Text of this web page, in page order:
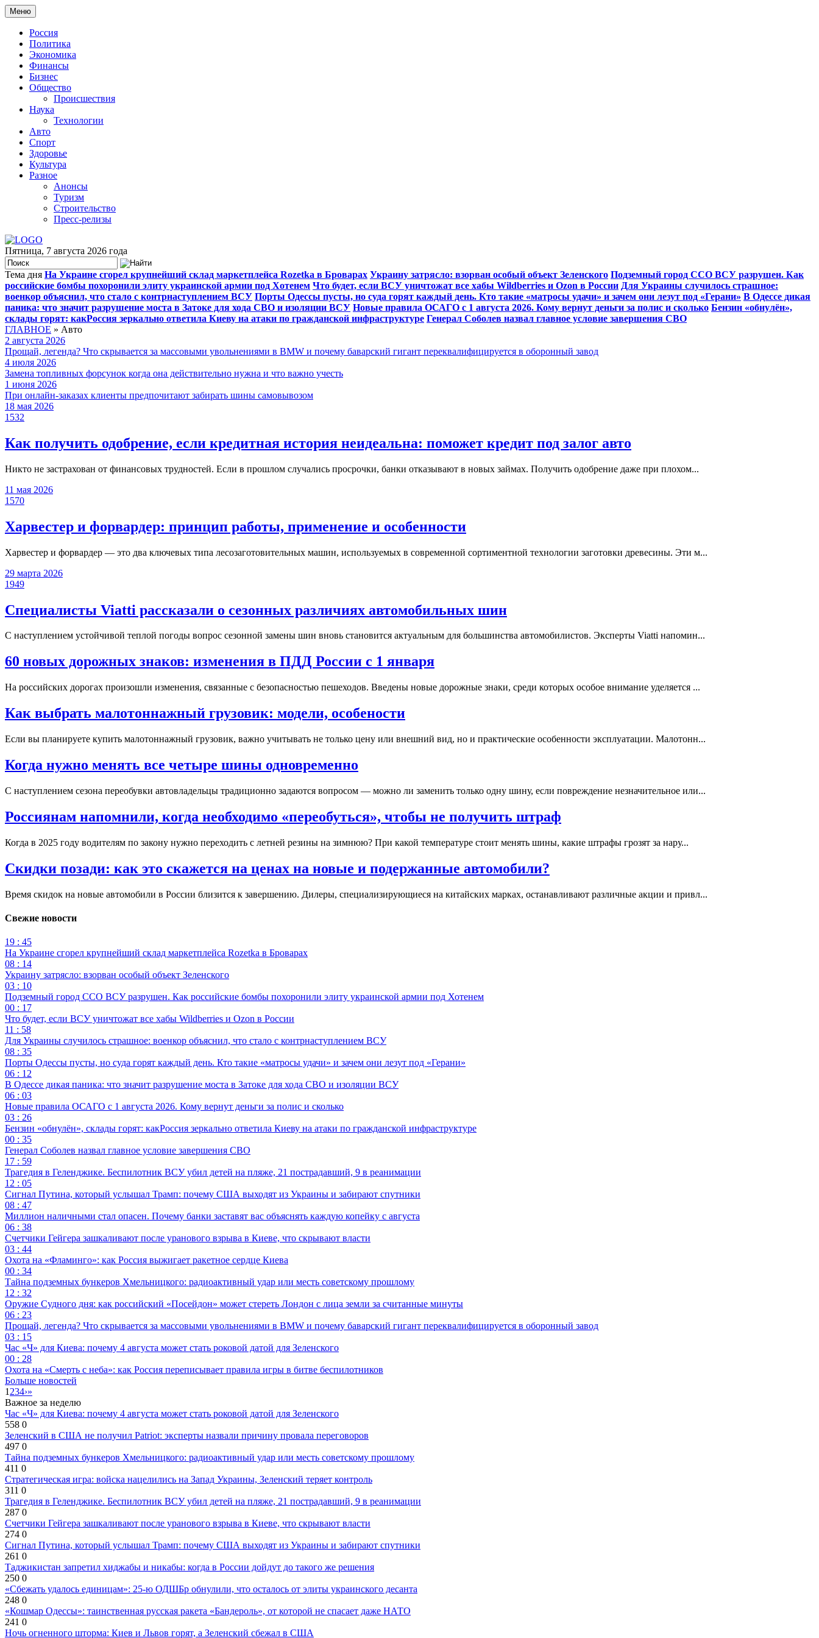
Меню
Россия
Политика
Экономика
Финансы
Бизнес
Общество
Происшествия
Наука
Технологии
Авто
Спорт
Здоровье
Культура
Разное
Анонсы
Туризм
Строительство
Пресс-релизы
Пятница, 7 августа 2026 года
Тема дня На Украине сгорел крупнейший склад маркетплейса Rozetka в Броварах Украину затрясло: взорван особый объект Зеленского Подземный город ССО ВСУ разрушен. Как
российские бомбы похоронили элиту украинской армии под Хотенем Что будет, если ВСУ уничтожат все хабы Wildberries и Ozon в России Для Украины случилось страшное:
военкор объяснил, что стало с контрнаступлением ВСУ Порты Одессы пусты, но суда горят каждый день. Кто такие «матросы удачи» и зачем они лезут под «Герани» В Одессе дикая
паника: что значит разрушение моста в Затоке для хода СВО и изоляции ВСУ Новые правила ОСАГО с 1 августа 2026. Кому вернут деньги за полис и сколько Бензин «обнулён»,
склады горят: какРоссия зеркально ответила Киеву на атаки по гражданской инфраструктуре Генерал Соболев назвал главное условие завершения СВО
ГЛАВНОЕ » Авто
2 августа 2026
Прощай, легенда? Что скрывается за массовыми увольнениями в BMW и почему баварский гигант переквалифицируется в оборонный завод
4 июля 2026
Замена топливных форсунок когда она действительно нужна и что важно учесть
1 июня 2026
При онлайн-заказах клиенты предпочитают забирать шины самовывозом
18 мая 2026
1532
Как получить одобрение, если кредитная история неидеальна: поможет кредит под залог авто
Никто не застрахован от финансовых трудностей. Если в прошлом случались просрочки, банки отказывают в новых займах. Получить одобрение даже при плохом...
11 мая 2026
1570
Харвестер и форвардер: принцип работы, применение и особенности
Харвестер и форвардер — это два ключевых типа лесозаготовительных машин, используемых в современной сортиментной технологии заготовки древесины. Эти м...
29 марта 2026
1949
Специалисты Viatti рассказали о сезонных различиях автомобильных шин
С наступлением устойчивой теплой погоды вопрос сезонной замены шин вновь становится актуальным для большинства автомобилистов. Эксперты Viatti напомин...
60 новых дорожных знаков: изменения в ПДД России с 1 января
На российских дорогах произошли изменения, связанные с безопасностью пешеходов. Введены новые дорожные знаки, среди которых особое внимание уделяется ...
Как выбрать малотоннажный грузовик: модели, особености
Если вы планируете купить малотоннажный грузовик, важно учитывать не только цену или внешний вид, но и практические особенности эксплуатации. Малотонн...
Когда нужно менять все четыре шины одновременно
С наступлением сезона переобувки автовладельцы традиционно задаются вопросом — можно ли заменить только одну шину, если повреждение незначительное или...
Россиянам напомнили, когда необходимо «переобуться», чтобы не получить штраф
Когда в 2025 году водителям по закону нужно переходить с летней резины на зимнюю? При какой температуре стоит менять шины, какие штрафы грозят за нару...
Скидки позади: как это скажется на ценах на новые и подержанные автомобили?
Время скидок на новые автомобили в России близится к завершению. Дилеры, специализирующиеся на китайских марках, останавливают различные акции и привл...
Свежие новости
19 : 45
На Украине сгорел крупнейший склад маркетплейса Rozetka в Броварах
08 : 14
Украину затрясло: взорван особый объект Зеленского
03 : 10
Подземный город ССО ВСУ разрушен. Как российские бомбы похоронили элиту украинской армии под Хотенем
00 : 17
Что будет, если ВСУ уничтожат все хабы Wildberries и Ozon в России
11 : 58
Для Украины случилось страшное: военкор объяснил, что стало с контрнаступлением ВСУ
08 : 35
Порты Одессы пусты, но суда горят каждый день. Кто такие «матросы удачи» и зачем они лезут под «Герани»
06 : 12
В Одессе дикая паника: что значит разрушение моста в Затоке для хода СВО и изоляции ВСУ
06 : 03
Новые правила ОСАГО с 1 августа 2026. Кому вернут деньги за полис и сколько
03 : 26
Бензин «обнулён», склады горят: какРоссия зеркально ответила Киеву на атаки по гражданской инфраструктуре
00 : 35
Генерал Соболев назвал главное условие завершения СВО
17 : 59
Трагедия в Геленджике. Беспилотник ВСУ убил детей на пляже, 21 пострадавший, 9 в реанимации
12 : 05
Сигнал Путина, который услышал Трамп: почему США выходят из Украины и забирают спутники
08 : 47
Миллион наличными стал опасен. Почему банки заставят вас объяснять каждую копейку с августа
06 : 38
Счетчики Гейгера зашкаливают после уранового взрыва в Киеве, что скрывают власти
03 : 44
Охота на «Фламинго»: как Россия выжигает ракетное сердце Киева
00 : 34
Тайна подземных бункеров Хмельницкого: радиоактивный удар или месть советскому прошлому
12 : 32
Оружие Судного дня: как российский «Посейдон» может стереть Лондон с лица земли за считанные минуты
06 : 23
Прощай, легенда? Что скрывается за массовыми увольнениями в BMW и почему баварский гигант переквалифицируется в оборонный завод
03 : 15
Час «Ч» для Киева: почему 4 августа может стать роковой датой для Зеленского
00 : 28
Охота на «Смерть с неба»: как Россия переписывает правила игры в битве беспилотников
Больше новостей
1 234›»
Важное за неделю
Час «Ч» для Киева: почему 4 августа может стать роковой датой для Зеленского
558 0
Зеленский в США не получил Patriot: эксперты назвали причину провала переговоров
497 0
Тайна подземных бункеров Хмельницкого: радиоактивный удар или месть советскому прошлому
411 0
Стратегическая игра: войска нацелились на Запад Украины, Зеленский теряет контроль
311 0
Трагедия в Геленджике. Беспилотник ВСУ убил детей на пляже, 21 пострадавший, 9 в реанимации
287 0
Счетчики Гейгера зашкаливают после уранового взрыва в Киеве, что скрывают власти
274 0
Сигнал Путина, который услышал Трамп: почему США выходят из Украины и забирают спутники
261 0
Таджикистан запретил хиджабы и никабы: когда в России дойдут до такого же решения
250 0
«Сбежать удалось единицам»: 25-ю ОДШБр обнулили, что осталось от элиты украинского десанта
248 0
«Кошмар Одессы»: таинственная русская ракета «Бандероль», от которой не спасает даже НАТО
241 0
Ночь огненного шторма: Киев и Львов горят, а Зеленский сбежал в США